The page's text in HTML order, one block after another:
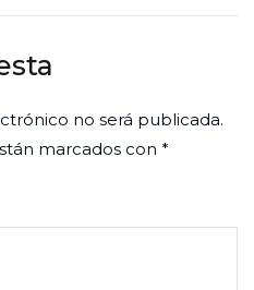
no será publicada.
marcados con *